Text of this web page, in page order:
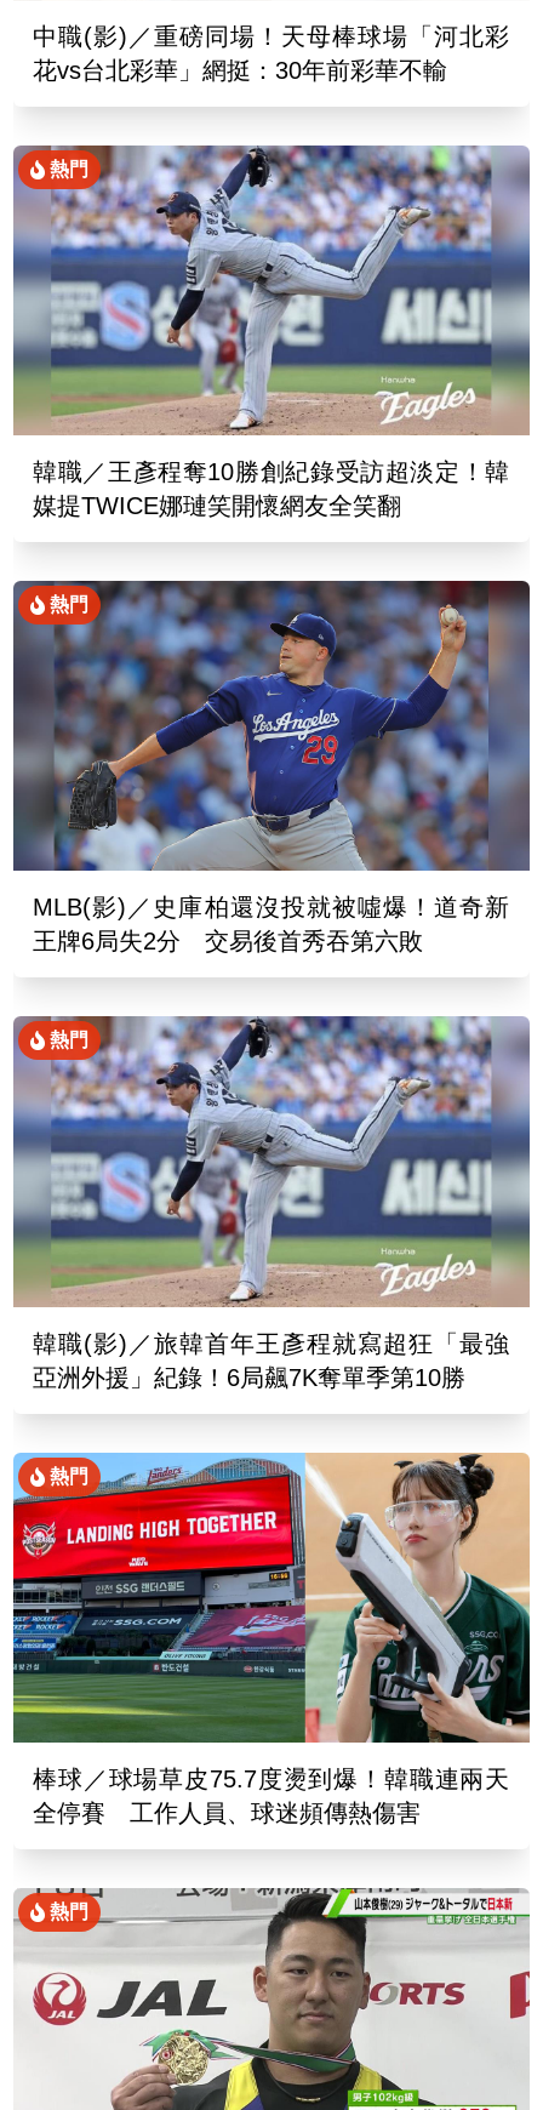
中職(影)／重磅同場！天母棒球場「河北彩
花vs台北彩華」網挺：30年前彩華不輸
熱門
韓職／王彥程奪10勝創紀錄受訪超淡定！韓
媒提TWICE娜璉笑開懷網友全笑翻
熱門
MLB(影)／史庫柏還沒投就被噓爆！道奇新
王牌6局失2分 交易後首秀吞第六敗
熱門
韓職(影)／旅韓首年王彥程就寫超狂「最強
亞洲外援」紀錄！6局飆7K奪單季第10勝
熱門
棒球／球場草皮75.7度燙到爆！韓職連兩天
全停賽 工作人員、球迷頻傳熱傷害
熱門